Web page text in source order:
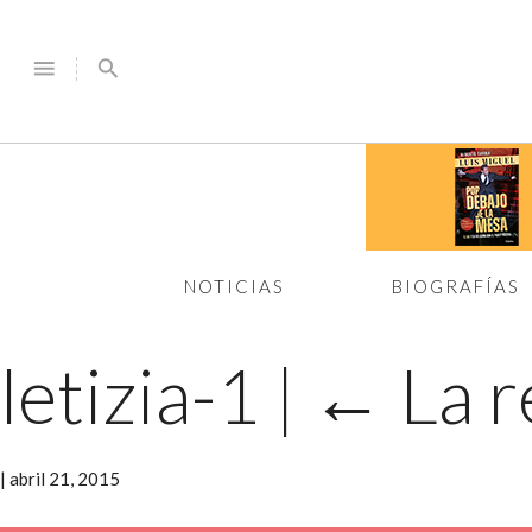
menu search
NOTICIAS BIOGRAFÍAS
letizia-1 | ← La
| abril 21, 2015